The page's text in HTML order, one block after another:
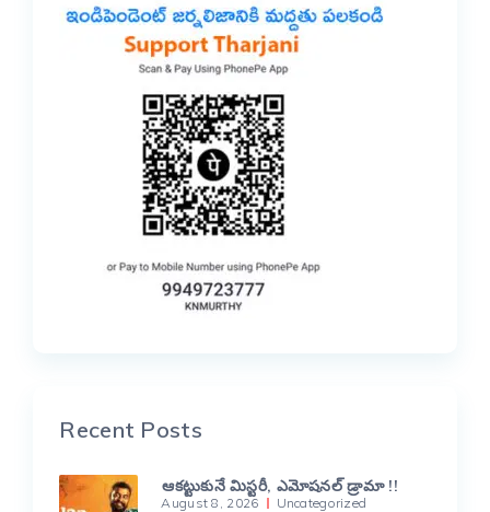
Recent Posts
ఆకట్టుకునే మిస్టరీ, ఎమోషనల్ డ్రామా !!
August 8, 2026 Uncategorized